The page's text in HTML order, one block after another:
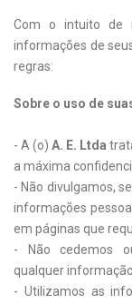
Com o intuito de
informações de
regras:
Sobre o uso de
- A (o) A. E. Ltda
a máxima
- Não divulgamos,
informações
em páginas que
- Não cedemos
qualquer
- Utilizamos as